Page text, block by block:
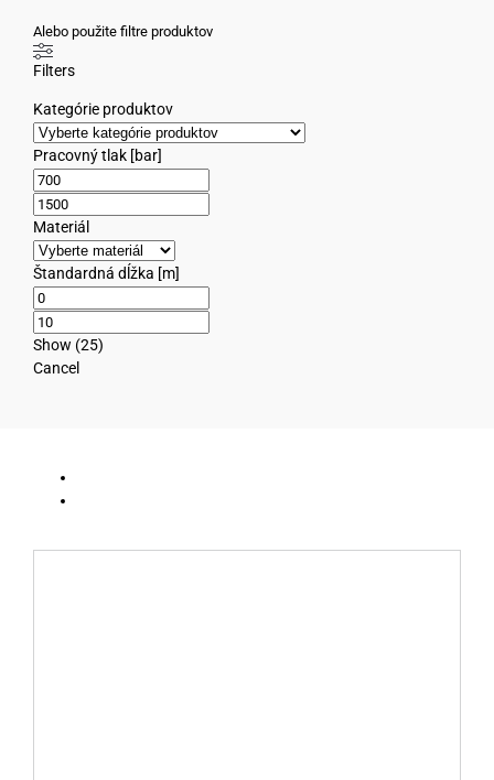
Alebo použite filtre produktov
Filters
Kategórie produktov
Pracovný tlak [bar]
Materiál
Štandardná dĺžka [m]
Show (25)
Cancel